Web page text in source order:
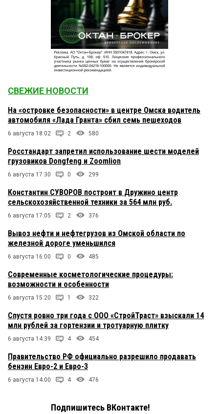
СВЕЖИЕ НОВОСТИ
На «островке безопасности» в центре Омска водитель
автомобиля «Лада Гранта» сбил семь пешеходов
6 августа 18:02 2 580
Росстандарт запретил использование шести моделей
грузовиков Dongfeng и Zoomlion
6 августа 17:30 0 299
Константин СУВОРОВ построит в Дружино центр
сельскохозяйственной техники за 564 млн руб.
6 августа 17:05 2 376
Вывоз нефти и нефтегрузов из Омской области по
железной дороге уменьшился
6 августа 16:00 0 485
Современные косметологические процедуры:
возможности и особенности
6 августа 15:20 1 322
Спустя ровно три года с ООО «СтройТраст» взыскали 14
млн рублей за гортензии и тротуарную плитку
6 августа 14:39 4 454
Правительство РФ официально разрешило продавать
бензин Евро-2 и Евро-3
6 августа 14:00 4 476
Подпишитесь ВКонтакте!